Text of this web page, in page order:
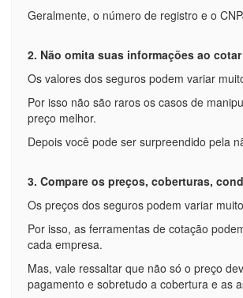
Geralmente, o número de registro e o
2. Não omita suas informações ao
Os valores dos seguros podem variar
Por isso não são raros os casos de
preço melhor.
Depois você pode ser surpreendido pela
3. Compare os preços, coberturas,
Os preços dos seguros podem variar
Por isso, as ferramentas de cotação
cada empresa.
Mas, vale ressaltar que não só o preço
pagamento e sobretudo a cobertura e as